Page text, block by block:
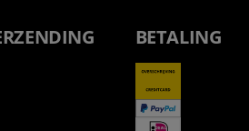
BETALING